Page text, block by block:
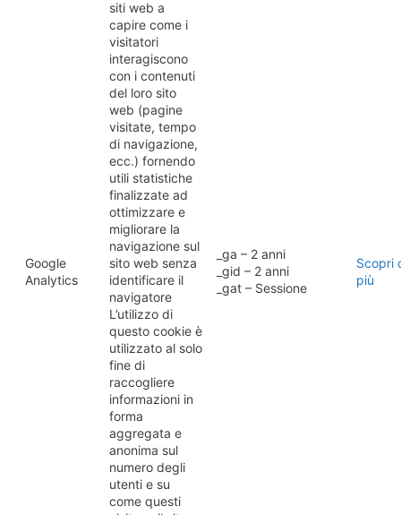
Google
Analytics
siti web a
capire come i
visitatori
interagiscono
con i contenuti
del loro sito
web (pagine
visitate, tempo
di navigazione,
ecc.) fornendo
utili statistiche
finalizzate ad
ottimizzare e
migliorare la
navigazione sul
sito web senza
identificare il
navigatore
L’utilizzo di
questo cookie è
utilizzato al solo
fine di
raccogliere
informazioni in
forma
aggregata e
anonima sul
numero degli
utenti e su
come questi
_ga – 2 anni
_gid – 2 anni
_gat – Sessione
Scopri
più